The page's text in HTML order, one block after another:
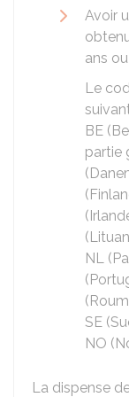
Avoir
ans
Le
BE
partie
NL
SE
NO
La dispense